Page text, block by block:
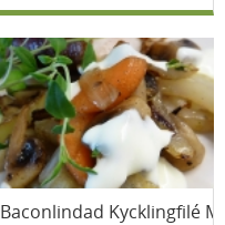
Baconlindad Kycklingfilé